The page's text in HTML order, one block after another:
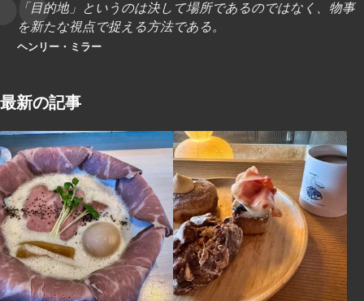
「目的地」というのは決して場所であるのではなく、物事
を新たな視点で捉える方法である。
ヘンリー・ミラー
最新の記事